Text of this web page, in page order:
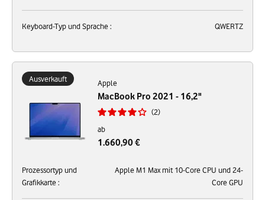
Keyboard-Typ und Sprache : QWERTZ
Ausverkauft Apple
MacBook Pro 2021 - 16,2"
2
ab
1.660,90 €
Prozessortyp und
Grafikkarte :
Apple M1 Max mit 10-Core CPU und 24-
Core GPU